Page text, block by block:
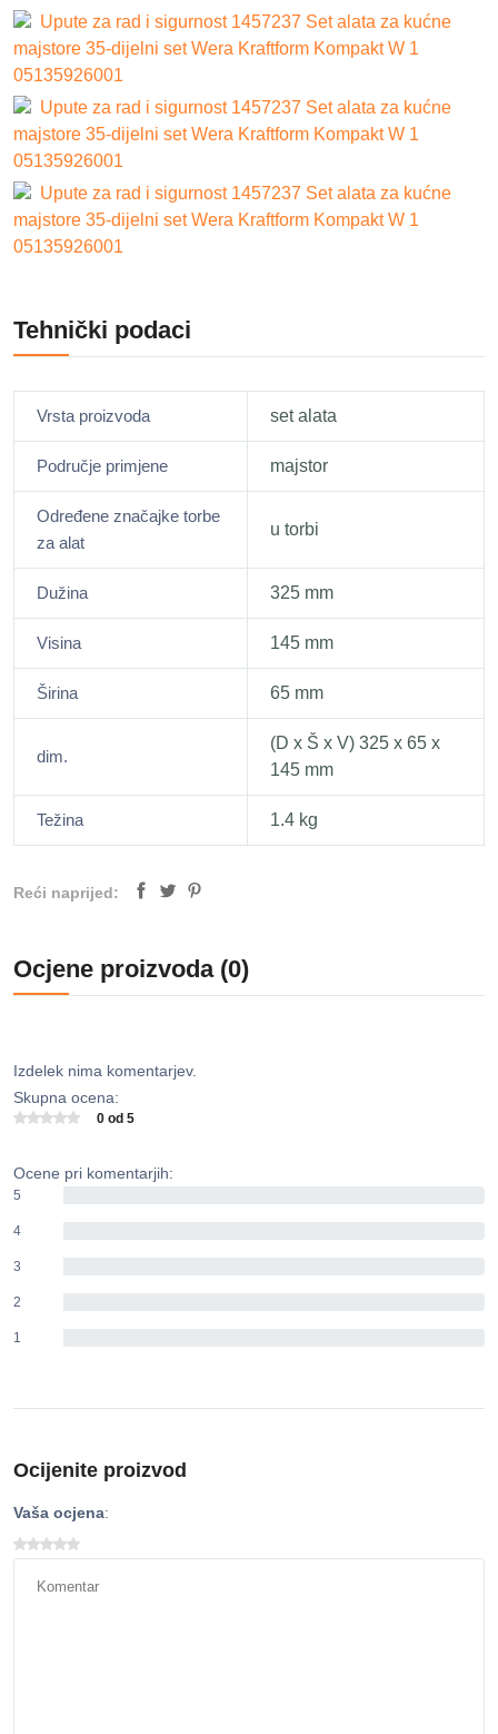
Upute za rad i sigurnost 1457237 Set alata za kućne
majstore 35-dijelni set Wera Kraftform Kompakt W 1
05135926001
Upute za rad i sigurnost 1457237 Set alata za kućne
majstore 35-dijelni set Wera Kraftform Kompakt W 1
05135926001
Upute za rad i sigurnost 1457237 Set alata za kućne
majstore 35-dijelni set Wera Kraftform Kompakt W 1
05135926001
Tehnički podaci
Vrsta proizvoda set alata
Područje primjene majstor
Određene značajke torbe
za alat
u torbi
Dužina 325 mm
Visina 145 mm
Širina 65 mm
dim.
(D x Š x V) 325 x 65 x
145 mm
Težina 1.4 kg
Reći naprijed:
Ocjene proizvoda (0)
Izdelek nima komentarjev.
Skupna ocena:
0 od 5
Ocene pri komentarjih:
5
4
3
2
1
Ocijenite proizvod
Vaša ocjena: